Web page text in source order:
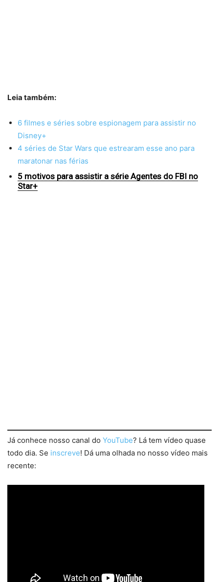
Leia também:
6 filmes e séries sobre espionagem para assistir no
Disney+
4 séries de Star Wars que estrearam esse ano para
maratonar nas férias
5 motivos para assistir a série Agentes do FBI no
Star+
Já conhece nosso canal do YouTube? Lá tem vídeo quase
todo dia. Se inscreve! Dá uma olhada no nosso vídeo mais
recente: